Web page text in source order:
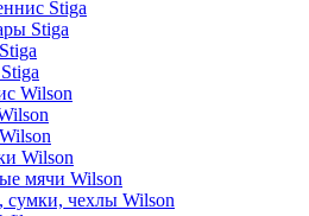
Stiga
Stiga
Wilson
Wilson
мячи Wilson
сумки, чехлы Wilson